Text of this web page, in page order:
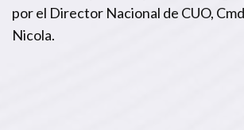
por el Director Nacional de CUO,
Nicola.